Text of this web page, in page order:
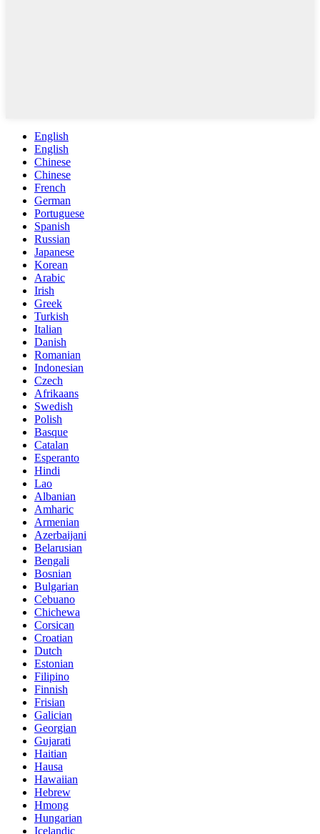
English
English
Chinese
Chinese
French
German
Portuguese
Spanish
Russian
Japanese
Korean
Arabic
Irish
Greek
Turkish
Italian
Danish
Romanian
Indonesian
Czech
Afrikaans
Swedish
Polish
Basque
Catalan
Esperanto
Hindi
Lao
Albanian
Amharic
Armenian
Azerbaijani
Belarusian
Bengali
Bosnian
Bulgarian
Cebuano
Chichewa
Corsican
Croatian
Dutch
Estonian
Filipino
Finnish
Frisian
Galician
Georgian
Gujarati
Haitian
Hausa
Hawaiian
Hebrew
Hmong
Hungarian
Icelandic